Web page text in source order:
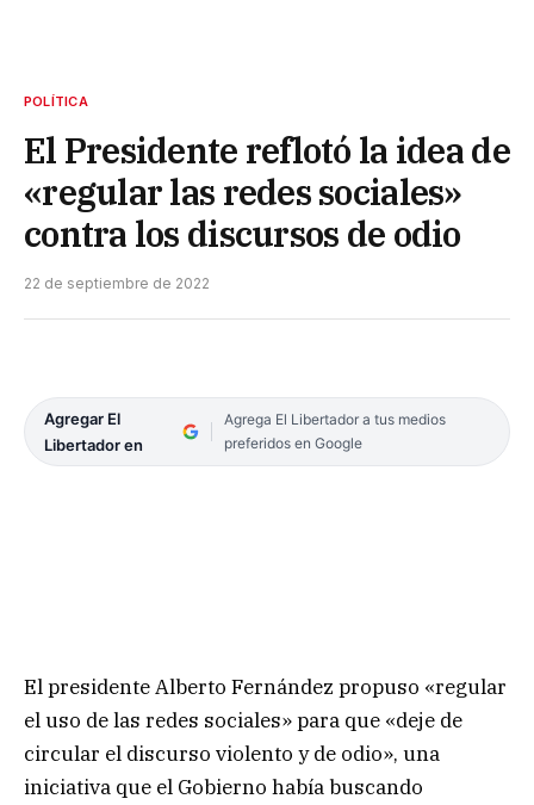
POLÍTICA
El Presidente reflotó la idea de
«regular las redes sociales»
contra los discursos de odio
22 de septiembre de 2022
Agregar El
Libertador en
Agrega El Libertador a tus medios
preferidos en Google
El presidente Alberto Fernández propuso «regular
el uso de las redes sociales» para que «deje de
circular el discurso violento y de odio», una
iniciativa que el Gobierno había buscando